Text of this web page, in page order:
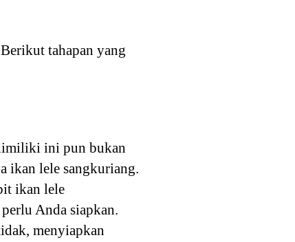
tahapan yang
ini pun bukan
ikan lele sangkuriang.
ikan lele
Anda siapkan.
menyiapkan